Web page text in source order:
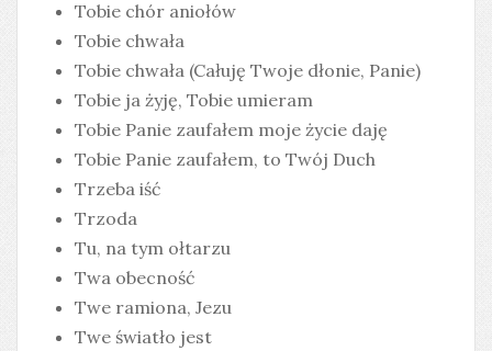
Tobie chór aniołów
Tobie chwała
Tobie chwała (Całuję Twoje dłonie, Panie)
Tobie ja żyję, Tobie umieram
Tobie Panie zaufałem moje życie daję
Tobie Panie zaufałem, to Twój Duch
Trzeba iść
Trzoda
Tu, na tym ołtarzu
Twa obecność
Twe ramiona, Jezu
Twe światło jest